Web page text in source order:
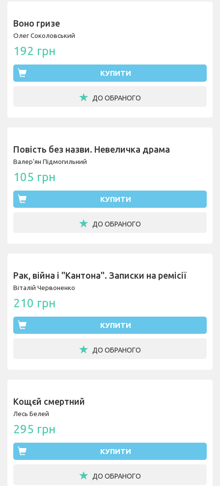
Воно гризе
Олег Соколовський
192 грн
КУПИТИ
ДО ОБРАНОГО
Повість без назви. Невеличка драма
Валер'ян Підмогильний
105 грн
КУПИТИ
ДО ОБРАНОГО
Рак, війна і "Кантона". Записки на ремісії
Віталій Червоненко
210 грн
КУПИТИ
ДО ОБРАНОГО
Кощєй смертний
Лесь Белей
295 грн
КУПИТИ
ДО ОБРАНОГО